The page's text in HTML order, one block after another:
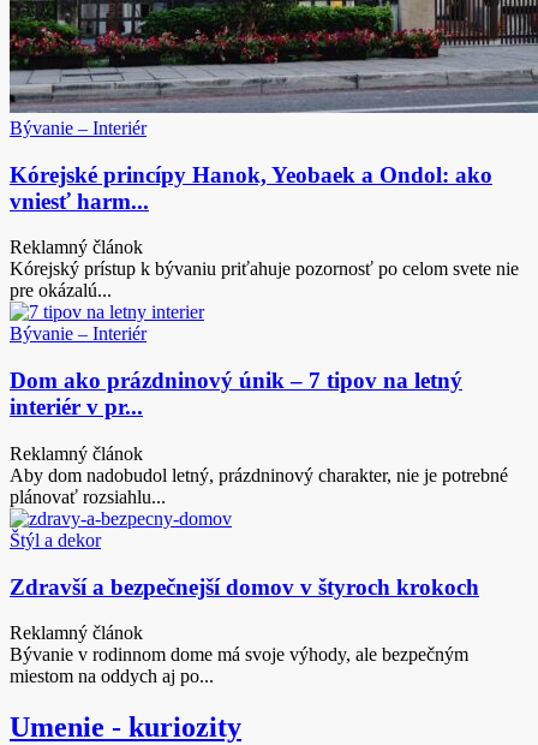
Bývanie – Interiér
Kórejské princípy Hanok, Yeobaek a Ondol: ako
vniesť harm...
Reklamný článok
Kórejský prístup k bývaniu priťahuje pozornosť po celom svete nie
pre okázalú...
Bývanie – Interiér
Dom ako prázdninový únik – 7 tipov na letný
interiér v pr...
Reklamný článok
Aby dom nadobudol letný, prázdninový charakter, nie je potrebné
plánovať rozsiahlu...
Štýl a dekor
Zdravší a bezpečnejší domov v štyroch krokoch
Reklamný článok
Bývanie v rodinnom dome má svoje výhody, ale bezpečným
miestom na oddych aj po...
Umenie - kuriozity